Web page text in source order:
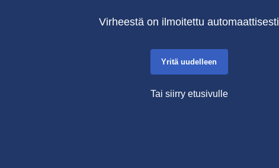
Virheestä on ilmoitettu automaattisesti
Yritä uudelleen
Tai siirry etusivulle